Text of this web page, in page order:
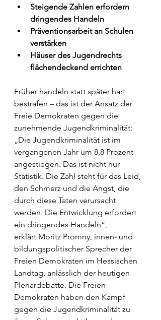
Steigende Zahlen erfordern
dringendes Handeln
Präventionsarbeit an Schulen
verstärken
Häuser des Jugendrechts
flächendeckend errichten
Früher handeln statt später hart
bestrafen – das ist der Ansatz der
Freie Demokraten gegen die
zunehmende Jugendkriminalität:
„Die Jugendkriminalität ist im
vergangenen Jahr um 8,8 Prozent
angestiegen. Das ist nicht nur
Statistik. Die Zahl steht für das Leid,
den Schmerz und die Angst, die
durch diese Taten verursacht
werden. Die Entwicklung erfordert
ein dringendes Handeln“,
erklärt Moritz Promny, innen- und
bildungspolitischer Sprecher der
Freien Demokraten im Hessischen
Landtag, anlässlich der heutigen
Plenardebatte. Die Freien
Demokraten haben den Kampf
gegen die Jugendkriminalität zu